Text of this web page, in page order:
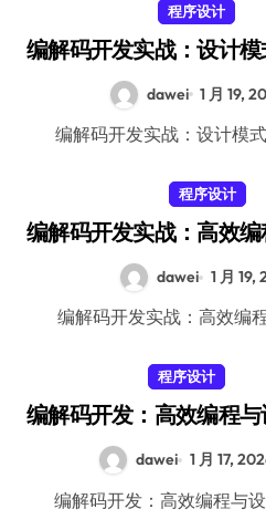
程序设计
编解码开发实战：设计
dawei 1 月 19,
编解码开发实战：设计模
程序设计
编解码开发实战：高效
dawei 1 月 19,
编解码开发实战：高效编
程序设计
编解码开发：高效编程
dawei 1 月 17,
编解码开发：高效编程与